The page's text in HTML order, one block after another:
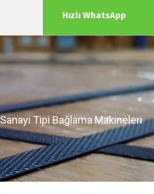
Hızlı WhatsApp
Sanayi Tipi Bağlama Makineleri